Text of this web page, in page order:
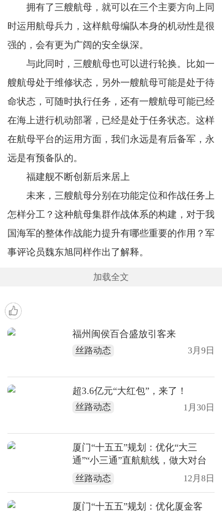
拥有了三艘航母，就可以在三个主要方向上同
时运用航母兵力，这样航母编队本身的机动性是很
强的，会有更为广阔的安全纵深。
与此同时，三艘航母也可以进行轮换。比如一
艘航母处于维修状态，另外一艘航母可能是处于待
命状态，可随时执行任务，还有一艘航母可能已经
在海上进行机动部署，已经是处于任务状态。这样
在航母平台的运用方面，我们永远是有后备军，永
远是有预备队的。
福建舰不断创新后来居上
未来，三艘航母分别在功能定位和作战任务上
怎样分工？这种航母集群作战体系的构建，对于我
国海军的整体作战能力提升有哪些重要的作用？军
事评论员魏东旭同样作出了解释。
加载全文
福州闽侯百合盛放引客来
丝路动态 3月9日
超3.6亿元“大红包”，来了！
丝路动态 1月30日
厦门“十五五”规划：优化“大三
通”“小三通”直航航线，做大对台
海运快件“南向通道”
丝路动态 12月8日
厦门“十五五”规划：优化厦金客